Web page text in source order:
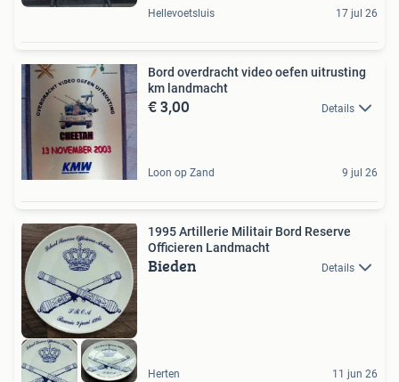
Hellevoetsluis 17 jul 26
Bord overdracht video oefen uitrusting
km landmacht
€ 3,00 Details
Loon op Zand 9 jul 26
1995 Artillerie Militair Bord Reserve
Officieren Landmacht
Bieden Details
Herten 11 jun 26